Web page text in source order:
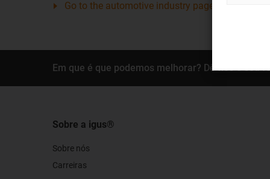
Go to the automotive industry pages
Em que é que podemos melhorar? Dê-nos o seu
Sobre a igus®
Sobre nós
Carreiras